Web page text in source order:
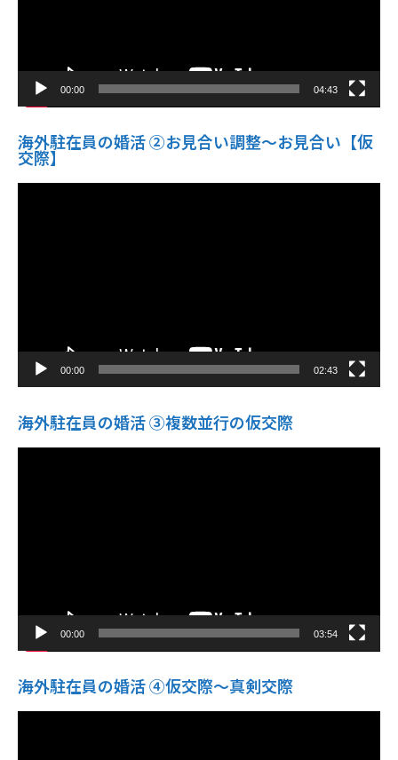
00:00 04:43
海外駐在員の婚活 ②お見合い調整～お見合い【仮
交際】
動
00:00 02:43
海外駐在員の婚活 ③複数並行の仮交際
動
00:00 03:54
海外駐在員の婚活 ④仮交際〜真剣交際
動